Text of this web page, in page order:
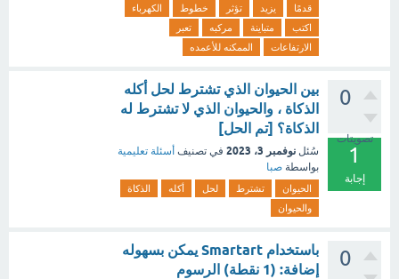
قدمًا
يزيد تؤثر خطوط
الكهرباء
اكتب
متباينة مركبه
تعبر
الارتفاعات
الممكنه للأعمده
0
تصويتات
1
إجابة
بين الحيوان الذي تشترط لحل أكله
الذكاة ، والحيوان الذي لا تشترط له
الذكاة؟ [تم الحل]
سُئل نوفمبر 3، 2023 في تصنيف أسئلة تعليمية
بواسطة صبا
الحيوان تشترط لحل أكله
الذكاة
والحيوان
0
باستخدام Smartart يمكن بسهوله
إضافة: (1 نقطة) الرسوم